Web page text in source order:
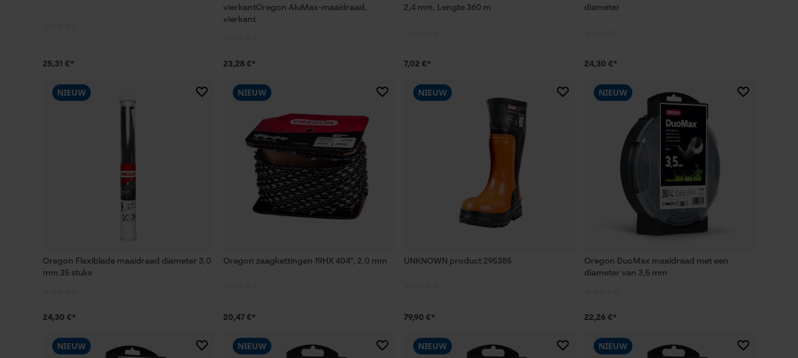
25,31 €*
vierkantOregon AluMax-maaidraad,
vierkant
23,28 €*
2,4 mm, Lengte 360 m
7,02 €*
diameter
24,30 €*
Oregon Flexiblade maaidraad diameter 3,0
mm 35 stuks
NIEUW
24,30 €*
Oregon zaagkettingen 19HX 404", 2.0 mm
NIEUW
20,47 €*
UNKNOWN product 295385
NIEUW
79,90 €*
Oregon DuoMax maaidraad met een
diameter van 3,5 mm
NIEUW
22,26 €*
NIEUW NIEUW NIEUW NIEUW